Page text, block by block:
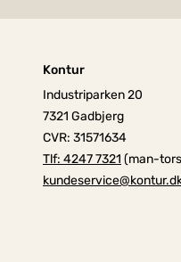
Kontur
Industriparken 20
7321 Gadbjerg
CVR: 31571634
Tlf: 4247 7321 (man-